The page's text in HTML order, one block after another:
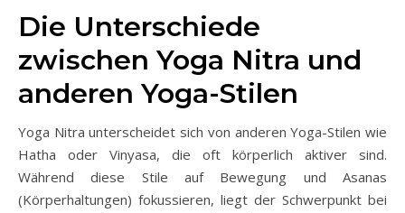
Die Unterschiede
zwischen Yoga Nitra und
anderen Yoga-Stilen
Yoga Nitra unterscheidet sich von anderen Yoga-Stilen wie
Hatha oder Vinyasa, die oft körperlich aktiver sind.
Während diese Stile auf Bewegung und Asanas
(Körperhaltungen) fokussieren, liegt der Schwerpunkt bei